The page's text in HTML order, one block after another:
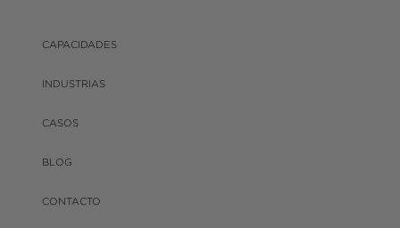
CAPACIDADES
INDUSTRIAS
CASOS
BLOG
CONTACTO